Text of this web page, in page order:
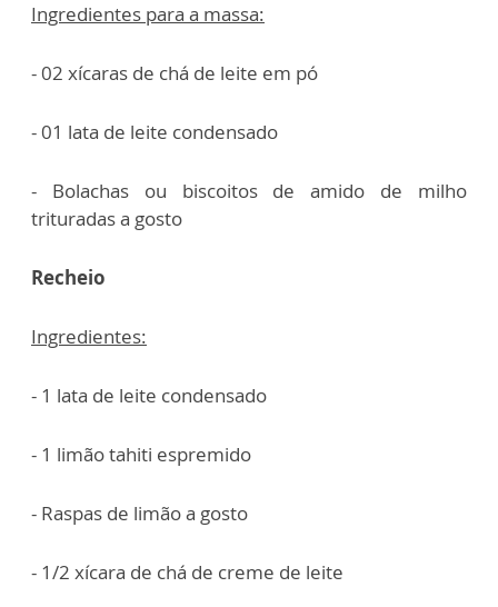
Ingredientes para a massa:
- 02 xícaras de chá de leite em pó
- 01 lata de leite condensado
- Bolachas ou biscoitos de amido de milho
trituradas a gosto
Recheio
Ingredientes:
- 1 lata de leite condensado
- 1 limão tahiti espremido
- Raspas de limão a gosto
- 1/2 xícara de chá de creme de leite